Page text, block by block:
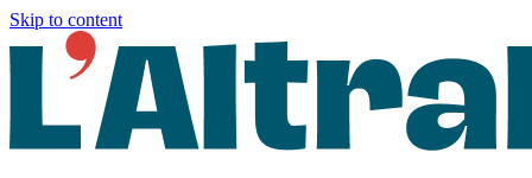
Skip to content